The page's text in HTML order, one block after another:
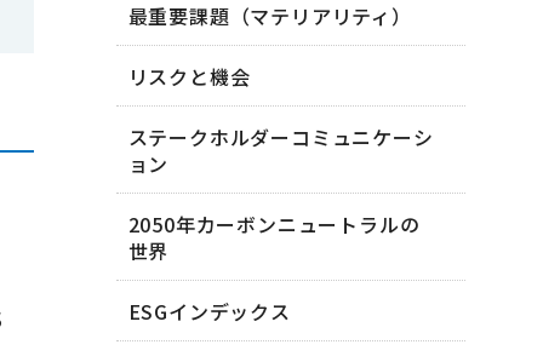
最重要課題（マテリアリティ）
リスクと機会
ステークホルダーコミュニケーシ
ョン
2050年カーボンニュートラルの
世界
ESGインデックス